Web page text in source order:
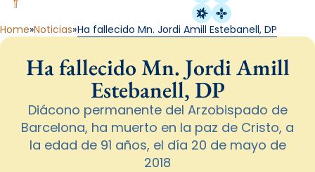
Radio Estel
Catalunya
Home Noticias Ha fallecido Mn. Jordi Amill Estebanell, DP
Ha fallecido Mn. Jordi Amill
Estebanell, DP
Diácono permanente del Arzobispado de
Barcelona, ha muerto en la paz de Cristo, a
la edad de 91 años, el día 20 de mayo de
2018